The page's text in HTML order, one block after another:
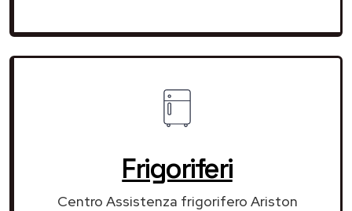
Frigoriferi
Centro Assistenza frigorifero Ariston